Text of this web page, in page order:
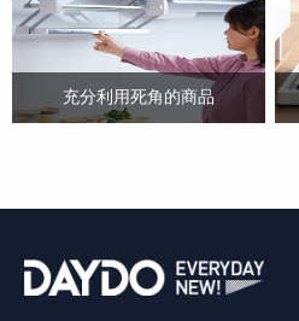
充分利用死角的商品